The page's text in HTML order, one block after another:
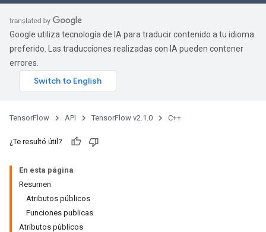
Google utiliza tecnología de IA para traducir contenido a tu idioma
preferido. Las traducciones realizadas con IA pueden contener
errores.
TensorFlow API TensorFlow v2.1.0 C++
¿Te resultó útil?
En esta página
Resumen
Atributos públicos
Funciones publicas
Atributos públicos